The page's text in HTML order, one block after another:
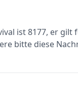
ist 8177, er
bitte diese